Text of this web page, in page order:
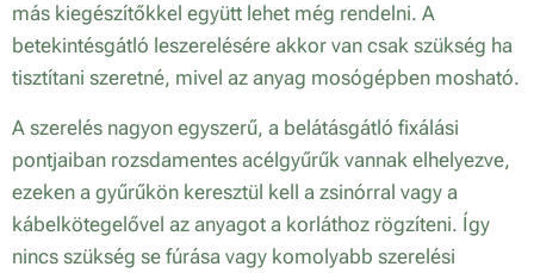
más kiegészítőkkel együtt lehet még rendelni. A
betekintésgátló leszerelésére akkor van csak szükség ha
tisztítani szeretné, mivel az anyag mosógépben mosható.
A szerelés nagyon egyszerű, a belátásgátló fixálási
pontjaiban rozsdamentes acélgyűrűk vannak elhelyezve,
ezeken a gyűrűkön keresztül kell a zsinórral vagy a
kábelkötegelővel az anyagot a korláthoz rögzíteni. Így
nincs szükség se fúrása vagy komolyabb szerelési